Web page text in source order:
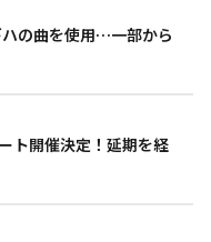
の曲を使用…一部から
ト開催決定！延期を経